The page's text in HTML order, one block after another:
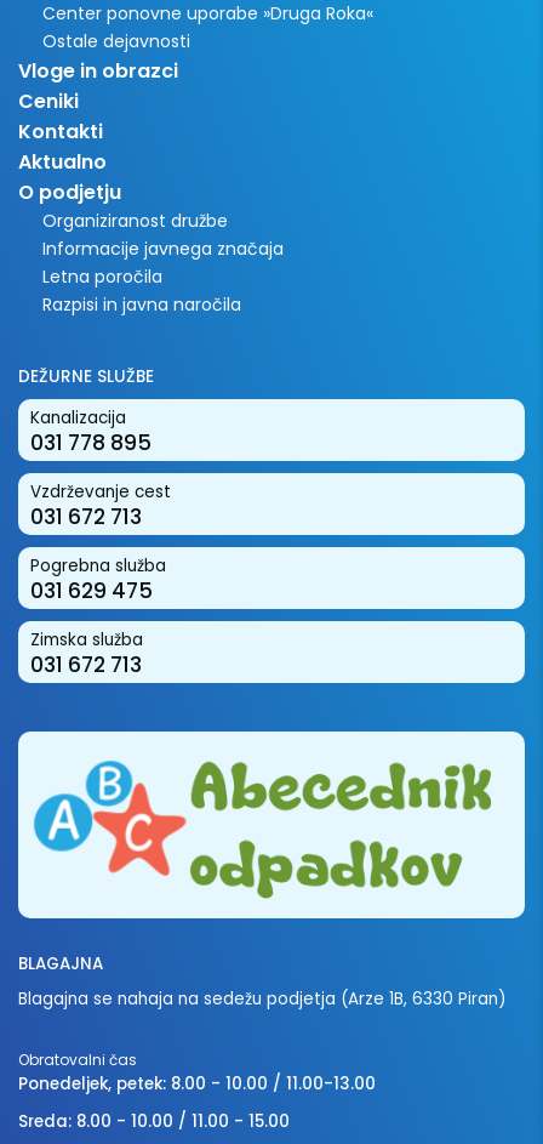
Center ponovne uporabe »Druga Roka«
Ostale dejavnosti
Vloge in obrazci
Ceniki
Kontakti
Aktualno
O podjetju
Organiziranost družbe
Informacije javnega značaja
Letna poročila
Razpisi in javna naročila
DEŽURNE SLUŽBE
Kanalizacija
031 778 895
Vzdrževanje cest
031 672 713
Pogrebna služba
031 629 475
Zimska služba
031 672 713
BLAGAJNA
Blagajna se nahaja na sedežu podjetja (Arze 1B, 6330 Piran)
Obratovalni čas
Ponedeljek, petek: 8.00 - 10.00 / 11.00-13.00
Sreda: 8.00 - 10.00 / 11.00 - 15.00